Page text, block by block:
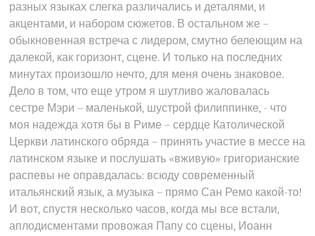
разных языках слегка различались и деталями, и
акцентами, и набором сюжетов. В остальном же –
обыкновенная встреча с лидером, смутно белеющим на
далекой, как горизонт, сцене. И только на последних
минутах произошло нечто, для меня очень знаковое.
Дело в том, что еще утром я шутливо жаловалась
сестре Мэри – маленькой, шустрой филиппинке, - что
моя надежда хотя бы в Риме – сердце Католической
Церкви латинского обряда – принять участие в мессе на
латинском языке и послушать «вживую» григорианские
распевы не оправдалась: всюду современный
итальянский язык, а музыка – прямо Сан Ремо какой-то!
И вот, спустя несколько часов, когда мы все встали,
аплодисментами провожая Папу со сцены, Иоанн